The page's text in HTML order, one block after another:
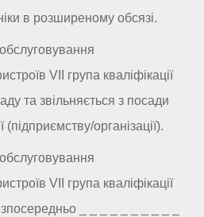
в розширеному обсязі.
VII група кваліфікації
та звільняється з посади
(підприємству/організації).
VII група кваліфікації
_ _ _ _ _ _ _ _ _ _